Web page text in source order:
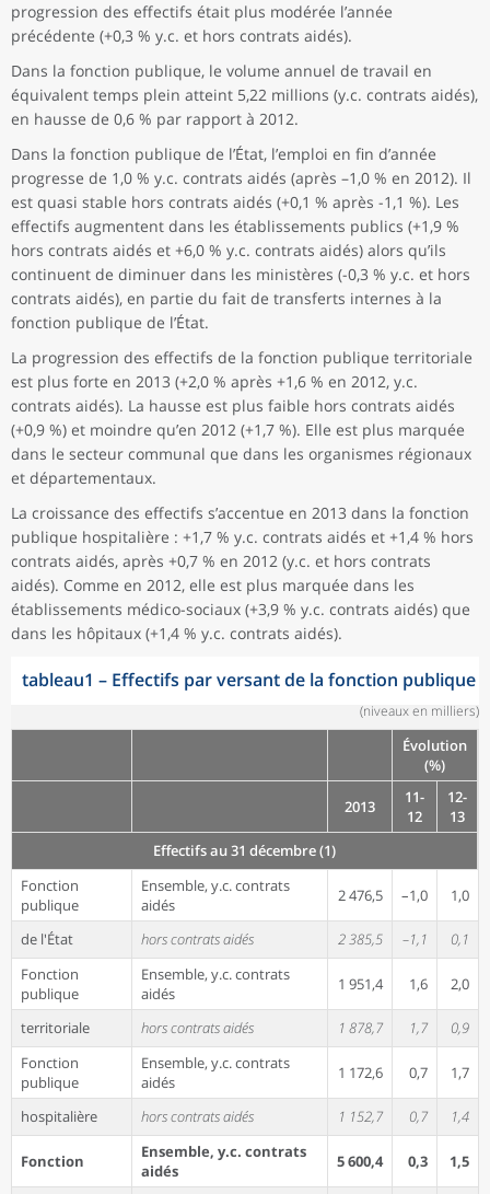
progression des effectifs était plus modérée l’année
précédente (+0,3 % y.c. et hors contrats aidés).
Dans la fonction publique, le volume annuel de travail en
équivalent temps plein atteint 5,22 millions (y.c. contrats aidés),
en hausse de 0,6 % par rapport à 2012.
Dans la fonction publique de l’État, l’emploi en fin d’année
progresse de 1,0 % y.c. contrats aidés (après –1,0 % en 2012). Il
est quasi stable hors contrats aidés (+0,1 % après -1,1 %). Les
effectifs augmentent dans les établissements publics (+1,9 %
hors contrats aidés et +6,0 % y.c. contrats aidés) alors qu’ils
continuent de diminuer dans les ministères (-0,3 % y.c. et hors
contrats aidés), en partie du fait de transferts internes à la
fonction publique de l’État.
La progression des effectifs de la fonction publique territoriale
est plus forte en 2013 (+2,0 % après +1,6 % en 2012, y.c.
contrats aidés). La hausse est plus faible hors contrats aidés
(+0,9 %) et moindre qu’en 2012 (+1,7 %). Elle est plus marquée
dans le secteur communal que dans les organismes régionaux
et départementaux.
La croissance des effectifs s’accentue en 2013 dans la fonction
publique hospitalière : +1,7 % y.c. contrats aidés et +1,4 % hors
contrats aidés, après +0,7 % en 2012 (y.c. et hors contrats
aidés). Comme en 2012, elle est plus marquée dans les
établissements médico-sociaux (+3,9 % y.c. contrats aidés) que
dans les hôpitaux (+1,4 % y.c. contrats aidés).
tableau1 – Effectifs par versant de la fonction publique
(niveaux en milliers)
Évolution
(%)
2013
11-
12
12-
13
Effectifs au 31 décembre (1)
Fonction
publique
Ensemble, y.c. contrats
aidés
2 476,5 –1,0 1,0
de l'État hors contrats aidés 2 385,5 –1,1
0,1
Fonction
publique
Ensemble, y.c. contrats
aidés
1 951,4 1,6 2,0
territoriale hors contrats aidés 1 878,7 1,7
0,9
Fonction
publique
Ensemble, y.c. contrats
aidés
1 172,6 0,7 1,7
hospitalière hors contrats aidés 1 152,7 0,7 1,4
Fonction
Ensemble, y.c. contrats
aidés
5 600,4 0,3 1,5